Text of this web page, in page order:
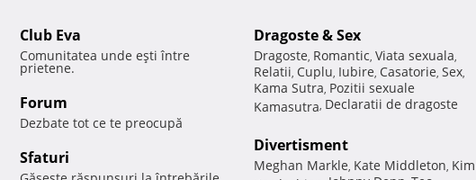
Club Eva
Comunitatea unde eşti între
prietene.
Forum
Dezbate tot ce te preocupă
Sfaturi
Dragoste & Sex
Dragoste, Romantic, Viata sexuala,
Relatii, Cuplu, Iubire, Casatorie, Sex,
Kama Sutra, Pozitii sexuale
Kamasutra, Declaratii de dragoste
Divertisment
Meghan Markle, Kate Middleton, Kim